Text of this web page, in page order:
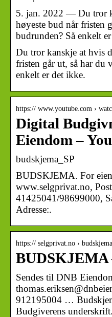
5. jan. 2022 — Du tror
høyeste bud når fristen
budrunden? Så enkelt
Du tror kanskje at hvis
fristen går ut, så har du
enkelt er det ikke.
https:// www.youtube.com ›
Digital
Eiendom –
budskjema_SP
BUDSKJEMA. For
www.selgprivat.no,
41425041/98699000,
Adresse:.
https:// selgprivat.no ›
BUDSKJEMA
Sendes til DNB
912195004 …
Budgiverens underskrift.